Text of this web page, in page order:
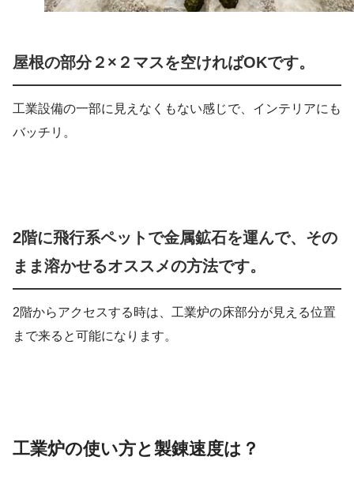
屋根の部分２×２マスを空ければOKです。
工業設備の一部に見えなくもない感じで、インテリアにも
バッチリ。
2階に飛行系ペットで金属鉱石を運んで、その
まま溶かせるオススメの方法です。
2階からアクセスする時は、工業炉の床部分が見える位置
まで来ると可能になります。
工業炉の使い方と製錬速度は？